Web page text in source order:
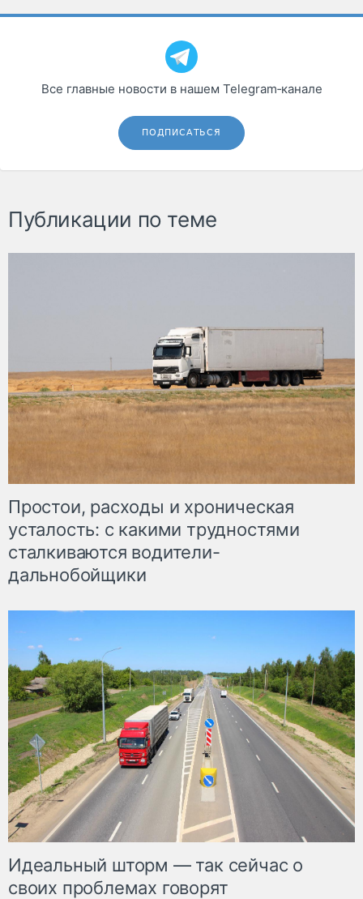
Все главные новости в нашем Telegram‑канале
ПОДПИСАТЬСЯ
Публикации по теме
Простои, расходы и хроническая
усталость: с какими трудностями
сталкиваются водители-
дальнобойщики
Идеальный шторм — так сейчас о
своих проблемах говорят